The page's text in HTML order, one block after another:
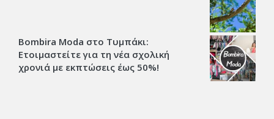
Bombira Moda στο Τυμπάκι:
Ετοιμαστείτε για τη νέα σχολική
χρονιά με εκπτώσεις έως 50%!